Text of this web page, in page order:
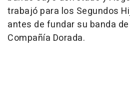
trabajó para los Segundos
antes de fundar su banda
Compañía Dorada.